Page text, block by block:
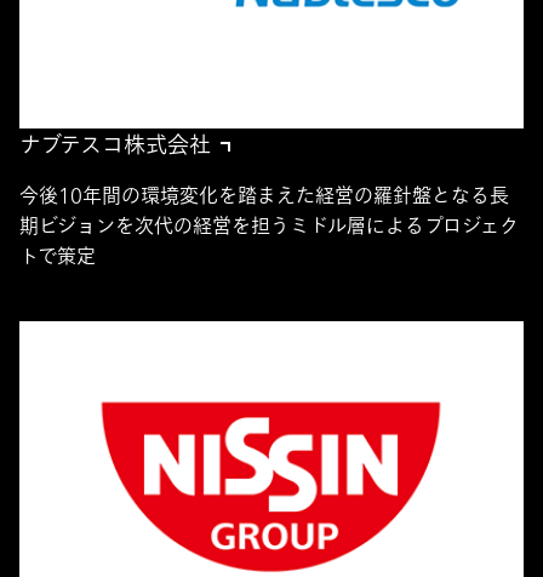
ナブテスコ株式会社
今後10年間の環境変化を踏まえた経営の羅針盤となる長
期ビジョンを次代の経営を担うミドル層によるプロジェク
トで策定